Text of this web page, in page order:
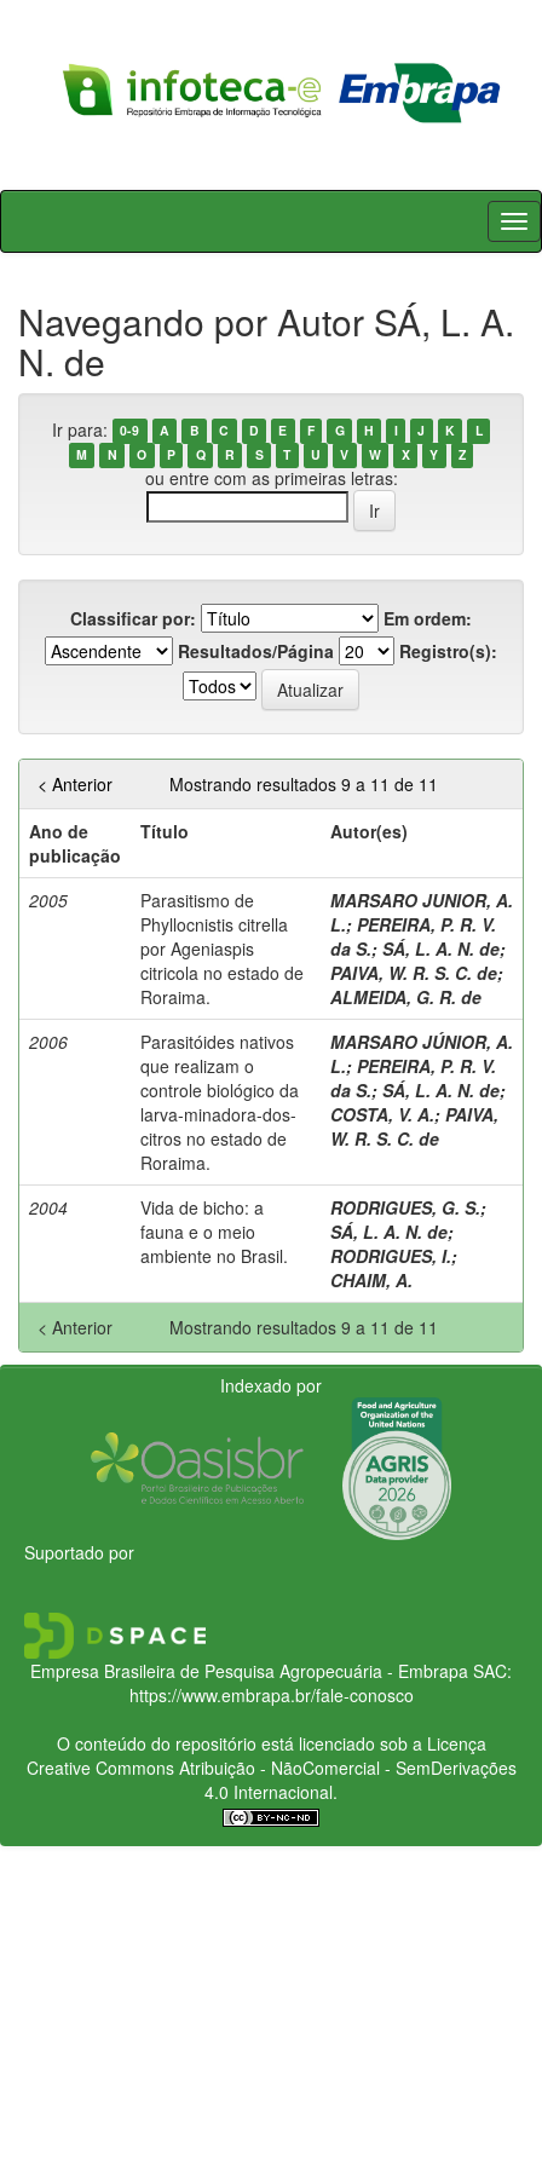
Skip
Navegando por Autor SÁ, L. A.
N. de
Ir para: 0-9 A B C D E F G H I J K
L
M
N O P Q R S T U V W X Y Z
ou entre com as primeiras letras:
Classificar por:
Em ordem:
Resultados/Página
Registro(s):
Mostrando resultados 9 a 11 de 11
< Anterior
Ano de
publicação
Título Autor(es)
2005
Parasitismo de
Phyllocnistis citrella
por Ageniaspis
citricola no estado de
Roraima.
MARSARO JUNIOR, A.
L.; PEREIRA, P. R. V.
da S.; SÁ, L. A. N. de;
PAIVA, W. R. S. C. de;
ALMEIDA, G. R. de
2006
Parasitóides nativos
que realizam o
controle biológico da
larva-minadora-dos-
citros no estado de
Roraima.
MARSARO JÚNIOR, A.
L.; PEREIRA, P. R. V.
da S.; SÁ, L. A. N. de;
COSTA, V. A.; PAIVA,
W. R. S. C. de
2004
Vida de bicho: a
fauna e o meio
ambiente no Brasil.
RODRIGUES, G. S.;
SÁ, L. A. N. de;
RODRIGUES, I.;
CHAIM, A.
Mostrando resultados 9 a 11 de 11
< Anterior
Indexado por
Suportado por
Empresa Brasileira de Pesquisa Agropecuária - Embrapa SAC:
https://www.embrapa.br/fale-conosco
O conteúdo do repositório está licenciado sob a Licença
Creative CommonsAtribuição - NãoComercial - SemDerivações
4.0 Internacional.